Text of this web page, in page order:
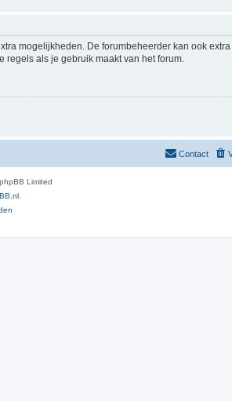
mogelijkheden. De forumbeheerder kan ook
als je gebruik maakt van het forum.
Contact
Limited
.